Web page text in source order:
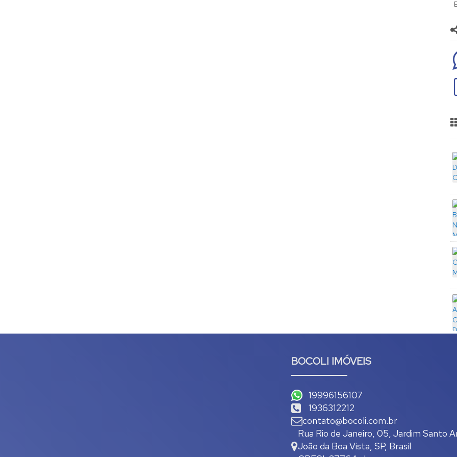
BOCOLI IMÓVEIS
19996156107
1936312212
contato@bocoli.com.br
Rua Rio de Janeiro, 05, Jardim Santo
João da Boa Vista, SP, Brasil